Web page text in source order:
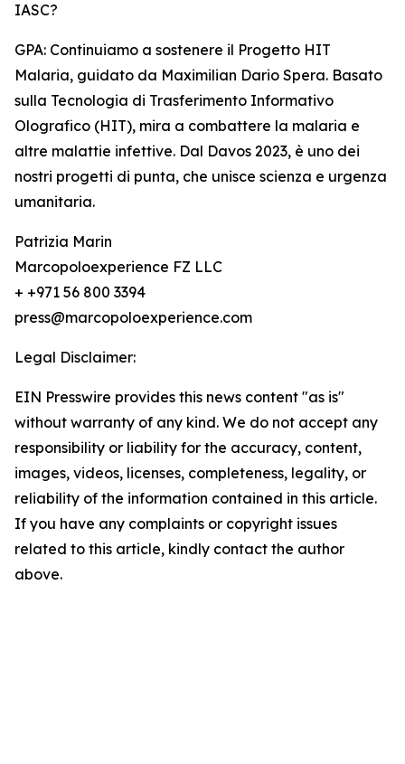
IASC?
GPA: Continuiamo a sostenere il Progetto HIT
Malaria, guidato da Maximilian Dario Spera. Basato
sulla Tecnologia di Trasferimento Informativo
Olografico (HIT), mira a combattere la malaria e
altre malattie infettive. Dal Davos 2023, è uno dei
nostri progetti di punta, che unisce scienza e urgenza
umanitaria.
Patrizia Marin
Marcopoloexperience FZ LLC
+ +971 56 800 3394
press@marcopoloexperience.com
Legal Disclaimer:
EIN Presswire provides this news content "as is"
without warranty of any kind. We do not accept any
responsibility or liability for the accuracy, content,
images, videos, licenses, completeness, legality, or
reliability of the information contained in this article.
If you have any complaints or copyright issues
related to this article, kindly contact the author
above.